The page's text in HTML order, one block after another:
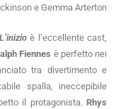
e Gemma Arterton
è l’eccellente cast,
Fiennes è perfetto nei
tra divertimento e
spalla, ineccepibile
il protagonista. Rhys